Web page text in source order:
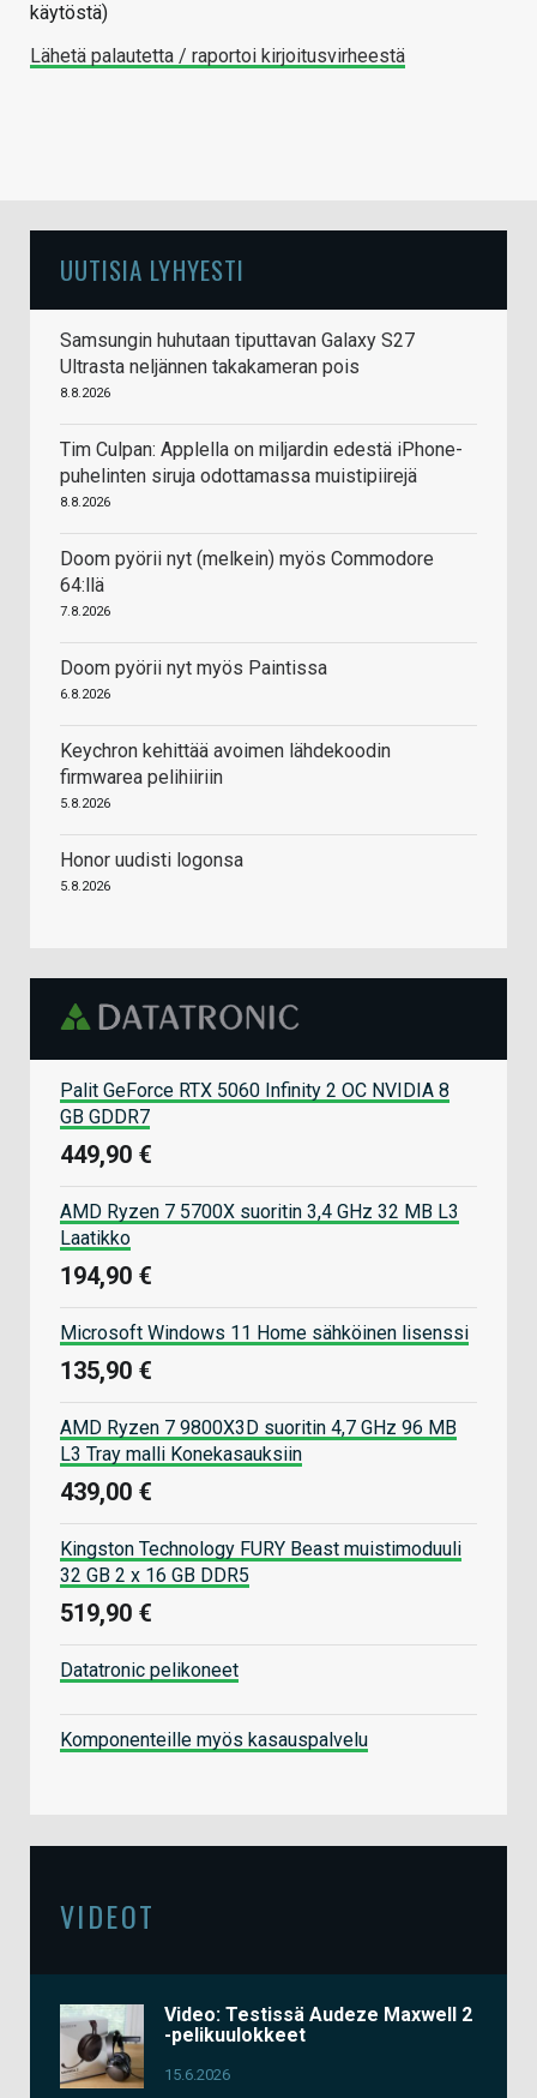
käytöstä)
Lähetä palautetta / raportoi kirjoitusvirheestä
UUTISIA LYHYESTI
Samsungin huhutaan tiputtavan Galaxy S27
Ultrasta neljännen takakameran pois
8.8.2026
Tim Culpan: Applella on miljardin edestä iPhone-
puhelinten siruja odottamassa muistipiirejä
8.8.2026
Doom pyörii nyt (melkein) myös Commodore
64:llä
7.8.2026
Doom pyörii nyt myös Paintissa
6.8.2026
Keychron kehittää avoimen lähdekoodin
firmwarea pelihiiriin
5.8.2026
Honor uudisti logonsa
5.8.2026
Palit GeForce RTX 5060 Infinity 2 OC NVIDIA 8
GB GDDR7
449,90 €
AMD Ryzen 7 5700X suoritin 3,4 GHz 32 MB L3
Laatikko
194,90 €
Microsoft Windows 11 Home sähköinen lisenssi
135,90 €
AMD Ryzen 7 9800X3D suoritin 4,7 GHz 96 MB
L3 Tray malli Konekasauksiin
439,00 €
Kingston Technology FURY Beast muistimoduuli
32 GB 2 x 16 GB DDR5
519,90 €
Datatronic pelikoneet
Komponenteille myös kasauspalvelu
VIDEOT
Video: Testissä Audeze Maxwell 2
-pelikuulokkeet
15.6.2026